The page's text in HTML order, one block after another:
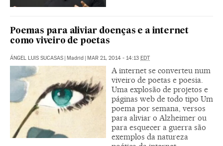
Poemas para aliviar doenças e a internet
como viveiro de poetas
ÁNGEL LUIS SUCASAS | Madrid | MAR 21, 2014 - 14:13 EDT
A internet se converteu num
viveiro de poetas e poesia.
Uma explosão de projetos e
páginas web de todo tipo Um
poema por semana, versos
para aliviar o Alzheimer ou
para esquecer a guerra são
exemplos da natureza